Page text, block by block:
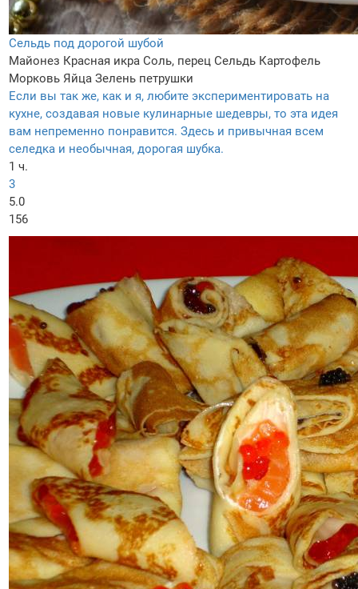
Сельдь под дорогой шубой
Майонез Красная икра Соль, перец Сельдь Картофель
Морковь Яйца Зелень петрушки
Если вы так же, как и я, любите экспериментировать на
кухне, создавая новые кулинарные шедевры, то эта идея
вам непременно понравится. Здесь и привычная всем
селедка и необычная, дорогая шубка.
1 ч.
3
5.0
156